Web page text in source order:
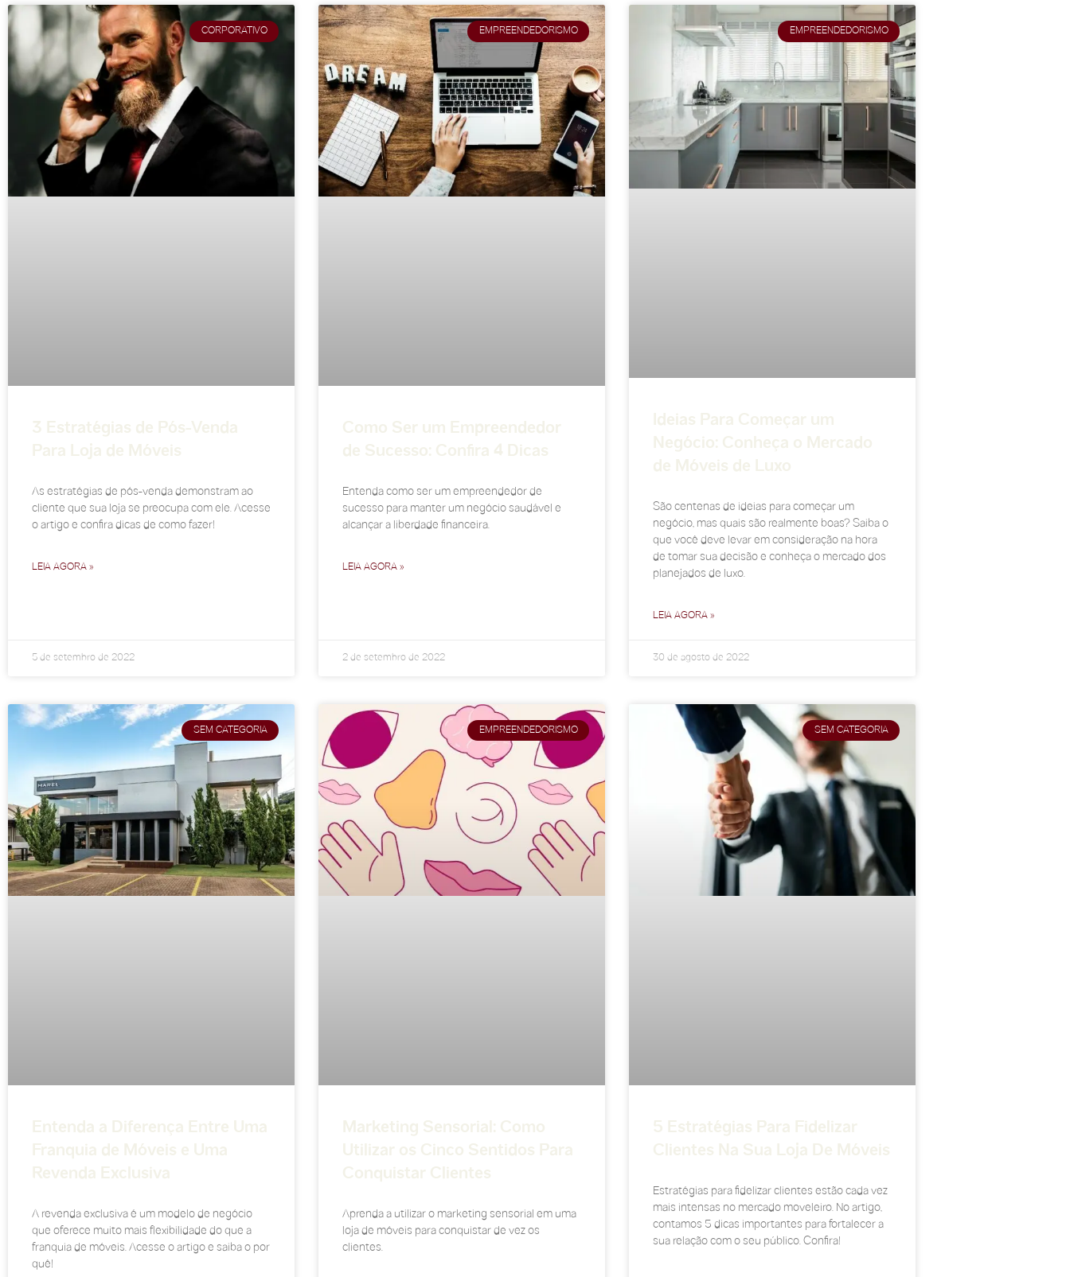
CORPORATIVO
3 Estratégias de Pós-Venda
Para Loja de Móveis
As estratégias de pós-venda demonstram ao
cliente que sua loja se preocupa com ele. Acesse
o artigo e confira dicas de como fazer!
LEIA AGORA »
5 de setembro de 2022
EMPREENDEDORISMO
Como Ser um Empreendedor
de Sucesso: Confira 4 Dicas
Entenda como ser um empreendedor de
sucesso para manter um negócio saudável e
alcançar a liberdade financeira.
LEIA AGORA »
2 de setembro de 2022
EMPREENDEDORISMO
Ideias Para Começar um
Negócio: Conheça o Mercado
de Móveis de Luxo
São centenas de ideias para começar um
negócio, mas quais são realmente boas? Saiba o
que você deve levar em consideração na hora
de tomar sua decisão e conheça o mercado dos
planejados de luxo.
LEIA AGORA »
30 de agosto de 2022
SEM CATEGORIA
Entenda a Diferença Entre Uma
Franquia de Móveis e Uma
Revenda Exclusiva
A revenda exclusiva é um modelo de negócio
que oferece muito mais flexibilidade do que a
franquia de móveis. Acesse o artigo e saiba o por
quê!
EMPREENDEDORISMO
Marketing Sensorial: Como
Utilizar os Cinco Sentidos Para
Conquistar Clientes
Aprenda a utilizar o marketing sensorial em uma
loja de móveis para conquistar de vez os
clientes.
SEM CATEGORIA
5 Estratégias Para Fidelizar
Clientes Na Sua Loja De Móveis
Estratégias para fidelizar clientes estão cada vez
mais intensas no mercado moveleiro. No artigo,
contamos 5 dicas importantes para fortalecer a
sua relação com o seu público. Confira!